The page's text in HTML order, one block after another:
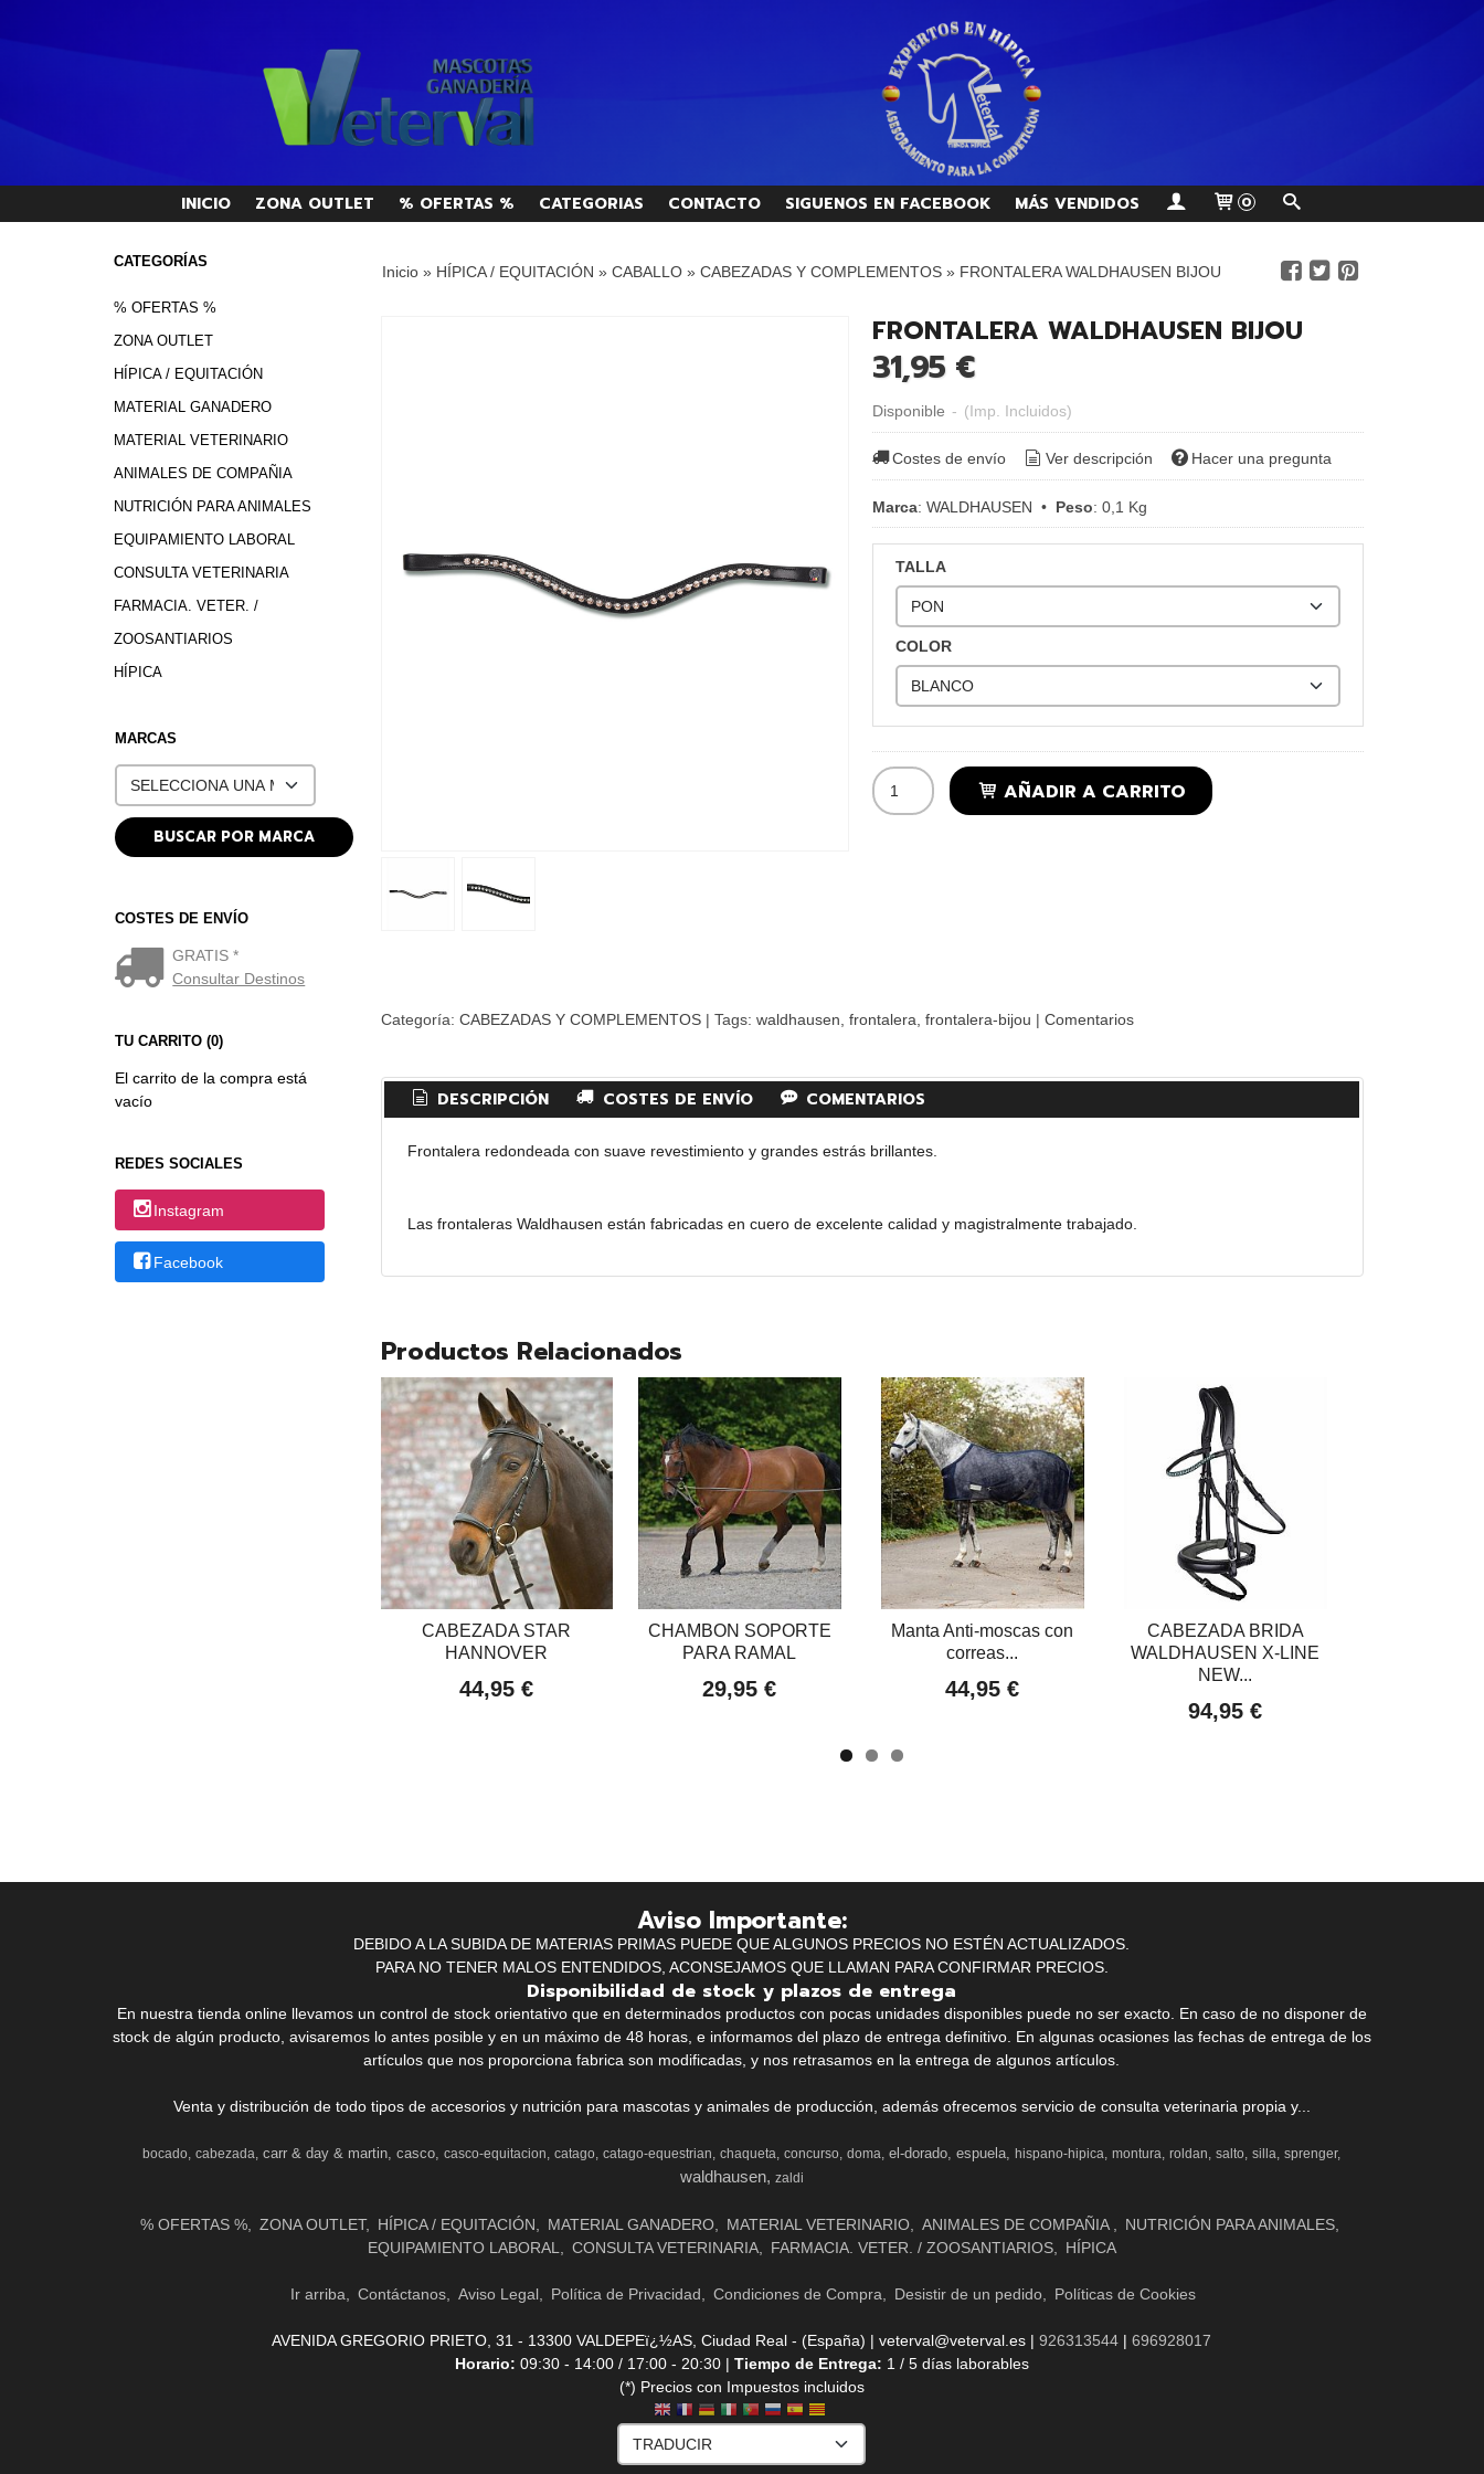
INICIO ZONA OUTLET % OFERTAS % CATEGORIAS CONTACTO SIGUENOS EN FACEBOOK MÁS VENDIDOS 0
CATEGORÍAS
% OFERTAS %
ZONA OUTLET
HÍPICA / EQUITACIÓN
MATERIAL GANADERO
MATERIAL VETERINARIO
ANIMALES DE COMPAÑIA
NUTRICIÓN PARA ANIMALES
EQUIPAMIENTO LABORAL
CONSULTA VETERINARIA
FARMACIA. VETER. /
ZOOSANTIARIOS
HÍPICA
MARCAS
COSTES DE ENVÍO
GRATIS *
Consultar Destinos
TU CARRITO (0)
El carrito de la compra está
vacío
REDES SOCIALES
Instagram
Facebook
Inicio» HÍPICA / EQUITACIÓN » CABALLO» CABEZADAS Y COMPLEMENTOS» FRONTALERA WALDHAUSEN BIJOU
FRONTALERA WALDHAUSEN BIJOU
31,95 €
Disponible - (Imp. Incluidos)
Costes de envío Ver descripción Hacer una pregunta
Marca: WALDHAUSEN • Peso: 0,1 Kg
TALLA
COLOR
AÑADIR A CARRITO
Categoría: CABEZADAS Y COMPLEMENTOS| Tags: waldhausen frontalera frontalera-bijou | Comentarios
DESCRIPCIÓN COSTES DE ENVÍO COMENTARIOS
Frontalera redondeada con suave revestimiento y grandes estrás brillantes.
Las frontaleras Waldhausen están fabricadas en cuero de excelente calidad y magistralmente trabajado.
Productos Relacionados
CABEZADA STAR
HANNOVER
44,95 €
CHAMBON SOPORTE
PARA RAMAL
29,95 €
Manta Anti-moscas con
correas...
44,95 €
CABEZADA BRIDA
WALDHAUSEN X-LINE
NEW...
94,95 €
Aviso Importante:
DEBIDO A LA SUBIDA DE MATERIAS PRIMAS PUEDE QUE ALGUNOS PRECIOS NO ESTÉN ACTUALIZADOS.
PARA NO TENER MALOS ENTENDIDOS, ACONSEJAMOS QUE LLAMAN PARA CONFIRMAR PRECIOS.
Disponibilidad de stock y plazos de entrega
En nuestra tienda online llevamos un control de stock orientativo que en determinados productos con pocas unidades disponibles puede no ser exacto. En caso de no disponer de
stock de algún producto, avisaremos lo antes posible y en un máximo de 48 horas, e informamos del plazo de entrega definitivo. En algunas ocasiones las fechas de entrega de los
artículos que nos proporciona fabrica son modificadas, y nos retrasamos en la entrega de algunos artículos.
Venta y distribución de todo tipos de accesorios y nutrición para mascotas y animales de producción, además ofrecemos servicio de consulta veterinaria propia y...
bocado cabezada carr & day & martin casco casco-equitacion catago catago-equestrian chaqueta concurso doma el-dorado espuela hispano-hipica montura roldan salto silla sprenger
waldhausen zaldi
% OFERTAS % ZONA OUTLET HÍPICA / EQUITACIÓN MATERIAL GANADERO MATERIAL VETERINARIO ANIMALES DE COMPAÑIA
NUTRICIÓN PARA ANIMALES
EQUIPAMIENTO LABORAL
CONSULTA VETERINARIA FARMACIA. VETER. / ZOOSANTIARIOS HÍPICA
Ir arriba Contáctanos Aviso Legal Política de Privacidad Condiciones de Compra Desistir de un pedido Políticas de Cookies
AVENIDA GREGORIO PRIETO, 31 - 13300 VALDEPEï¿½AS, Ciudad Real - (España) | veterval@veterval.es |926313544 |696928017
Horario: 09:30 - 14:00 / 17:00 - 20:30 | Tiempo de Entrega: 1 / 5 días laborables
(*) Precios con Impuestos incluidos